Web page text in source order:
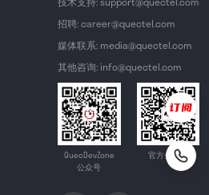
招聘: career@quectel.com
媒体联系: media@quectel.com
其他咨询: info@quectel.com
QuecDevZone
公众号
官方公众号